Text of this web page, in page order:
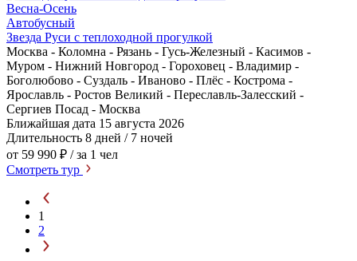
Весна-Осень
Автобусный
Звезда Руси с теплоходной прогулкой
Москва - Коломна - Рязань - Гусь-Железный - Касимов -
Муром - Нижний Новгород - Гороховец - Владимир -
Боголюбово - Суздаль - Иваново - Плёс - Кострома -
Ярославль - Ростов Великий - Переславль-Залесский -
Сергиев Посад - Москва
Ближайшая дата 15 августа 2026
Длительность 8 дней / 7 ночей
от 59 990 ₽ / за 1 чел
Смотреть тур
1
2